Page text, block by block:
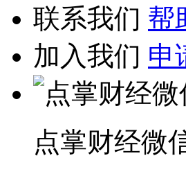
联系我们 帮
加入我们 申
点掌财经微